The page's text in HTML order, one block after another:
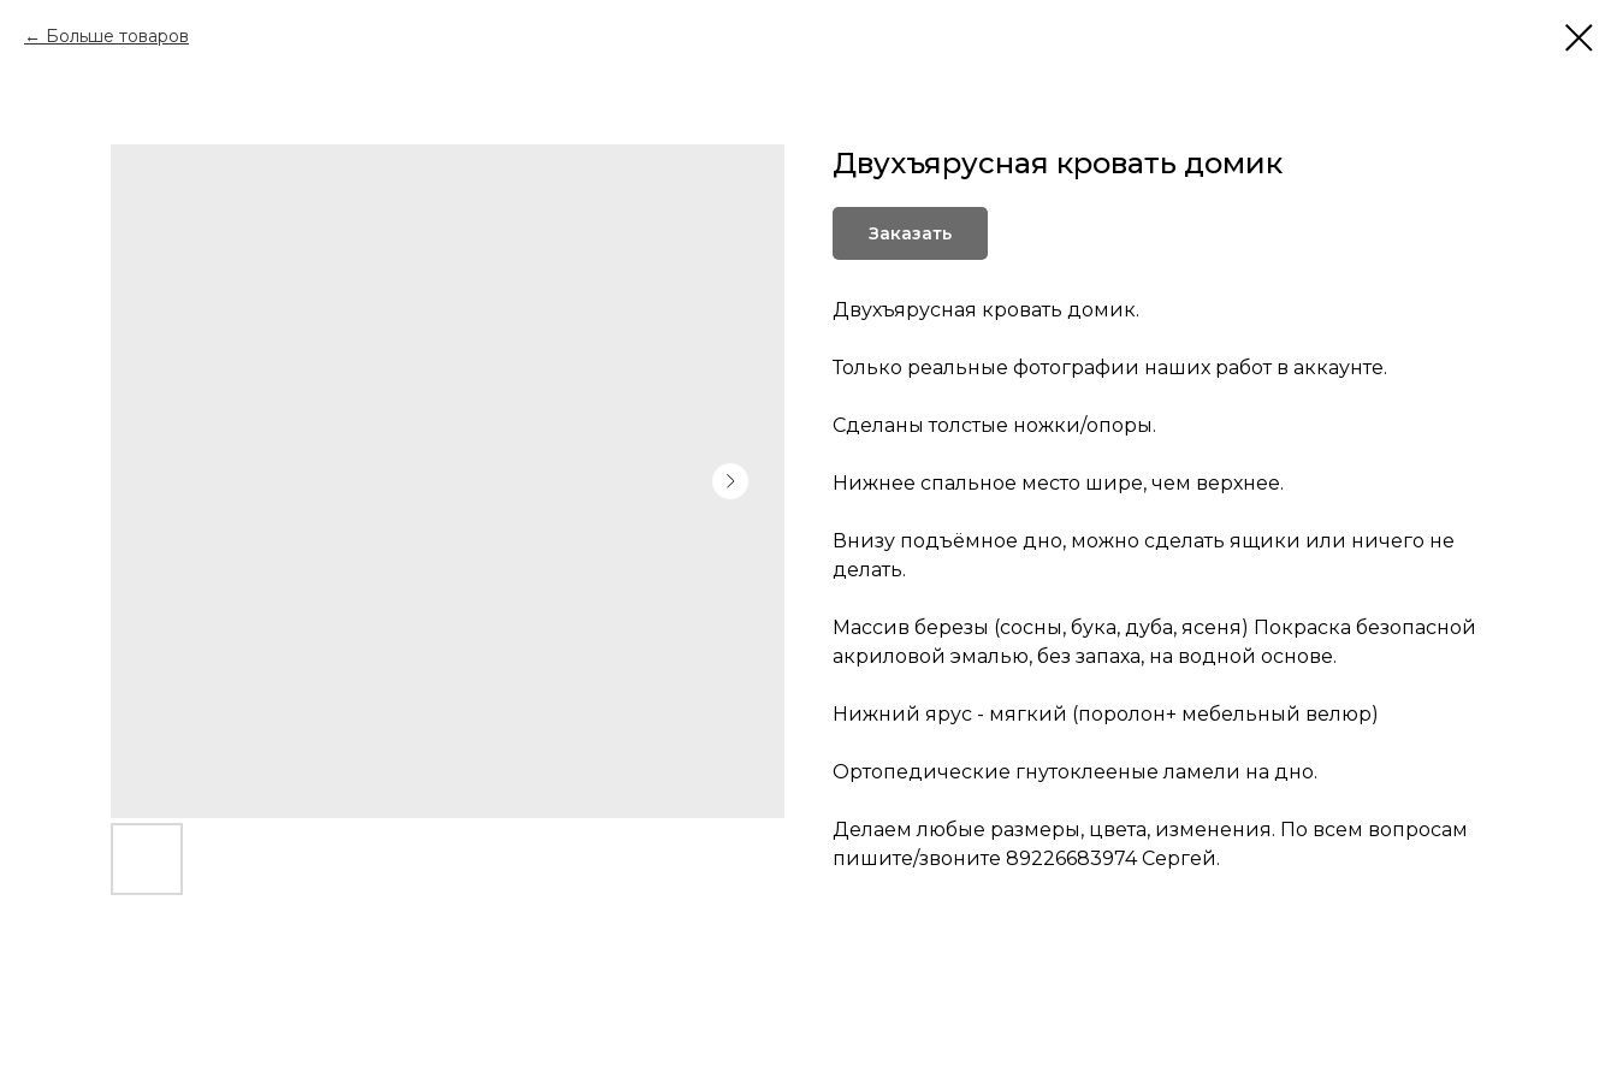
Больше товаров
Двухъярусная кровать домик
Заказать
Двухъярусная кровать домик.
Только реальные фотографии наших работ в аккаунте.
Сделаны толстые ножки/опоры.
Нижнее спальное место шире, чем верхнее.
Внизу подъёмное дно, можно сделать ящики или ничего не
делать.
Массив березы (сосны, бука, дуба, ясеня) Покраска безопасной
акриловой эмалью, без запаха, на водной основе.
Нижний ярус - мягкий (поролон+ мебельный велюр)
Ортопедические гнутоклееные ламели на дно.
Делаем любые размеры, цвета, изменения. По всем вопросам
пишите/звоните 89226683974 Сергей.